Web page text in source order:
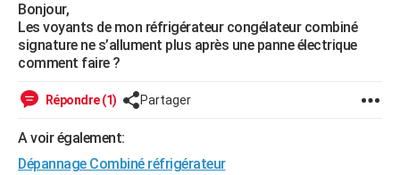
Essais
Réserver un essai
Citadines
Berlines
SUV
Forum auto
+HIGH-TECH
Mobiles
Meilleur smartphone
Internet
Ordinateurs
Jeux vidéo
Guide high-tech
+BRICOLAGE
Forum
Aménagement intérieur
Extérieur
Cuisine
Salle de bains
Jardinage
Rangement
WEEK-END
LIFESTYLE
Art de vivre
Bien-être
Loisirs
Mode
Modes de vie
SANTE
Bonjour,
Les voyants de mon réfrigérateur congélateur combiné
signature ne s’allument plus après une panne électrique
comment faire ?
Répondre (1) Partager
A voir également:
Dépannage Combiné réfrigérateur